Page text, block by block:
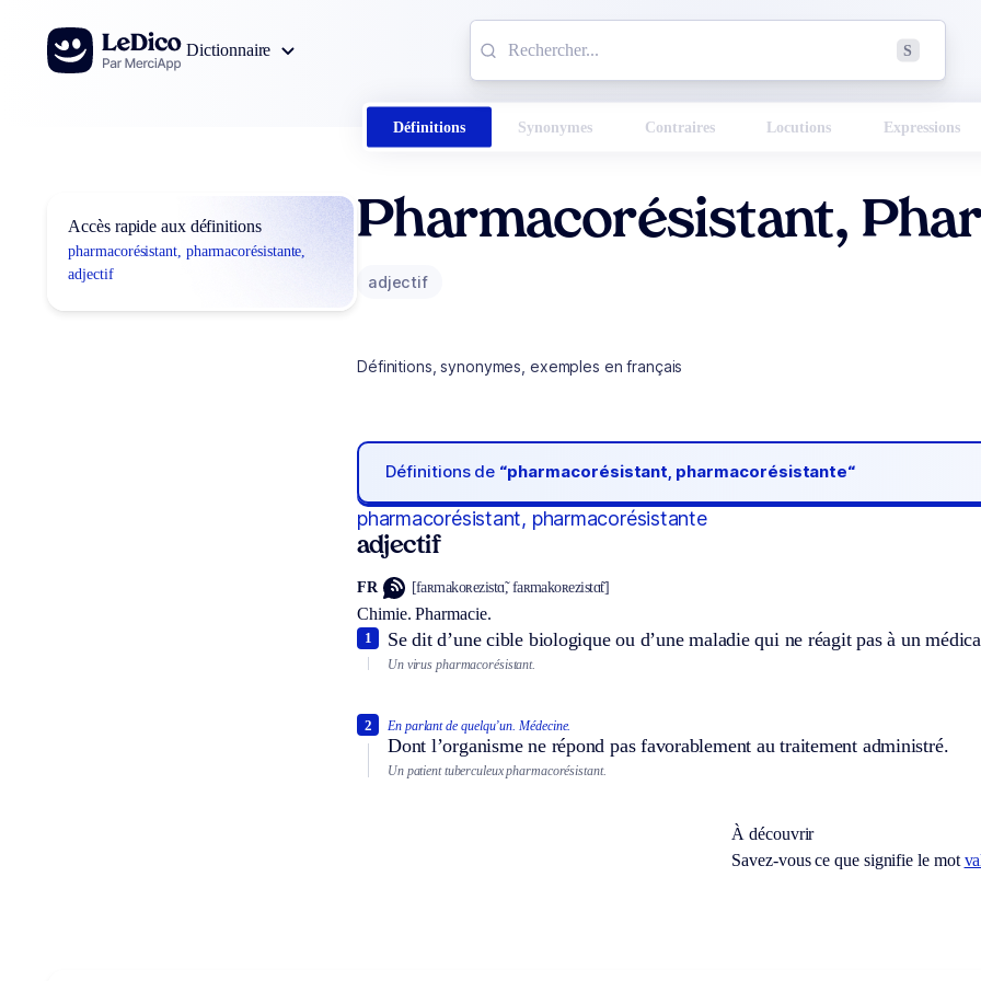
Aller au contenu
Dictionnaire
S
Définitions Synonymes Contraires Locutions Expressions
Accès rapide aux définitions
pharmacorésistant, pharmacorésistante,
adjectif
Pharmacorésistant,
adjectif
Définitions, synonymes, exemples en français
Définitions de “pharmacorésistant, pharmacorésistante“
pharmacorésistant, pharmacorésistante
adjectif
FR [faʀmakoʀezistɑ̃, faʀmakoʀezistɑ̃t]
Chimie. Pharmacie.
Se dit d’une cible biologique ou d’une maladie qui ne réagit pas à un
1
Un virus pharmacorésistant.
En parlant de quelqu’un. Médecine.
Dont l’organisme ne répond pas favorablement au traitement administré.
2
Un patient tuberculeux pharmacorésistant.
À découvrir
Savez-vous ce que signifie le mot